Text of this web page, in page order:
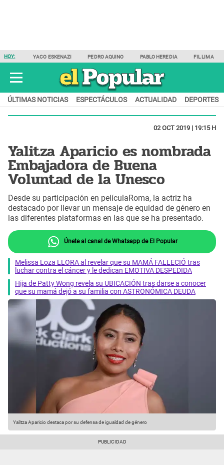
HOY: YACO ESKENAZI PEDRO AQUINO PABLO HEREDIA FIL LIMA
ÚLTIMAS NOTICIAS ESPECTÁCULOS ACTUALIDAD DEPORTES
02 OCT 2019 | 19:15 H
Yalitza Aparicio es nombrada
Embajadora de Buena
Voluntad de la Unesco
Desde su participación en películaRoma, la actriz ha
destacado por llevar un mensaje de equidad de género en
las diferentes plataformas en las que se ha presentado.
Únete al canal de Whatsapp de El Popular
Melissa Loza LLORA al revelar que su MAMÁ FALLECIÓ tras
luchar contra el cáncer y le dedican EMOTIVA DESPEDIDA
Hija de Patty Wong revela su UBICACIÓN tras darse a conocer
que su mamá dejó a su familia con ASTRONÓMICA DEUDA
Yalitza Aparicio destaca por su defensa de igualdad de género